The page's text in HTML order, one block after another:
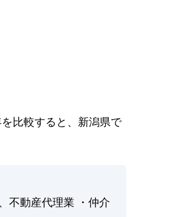
比較すると、新潟県で
不動産代理業 ・仲介